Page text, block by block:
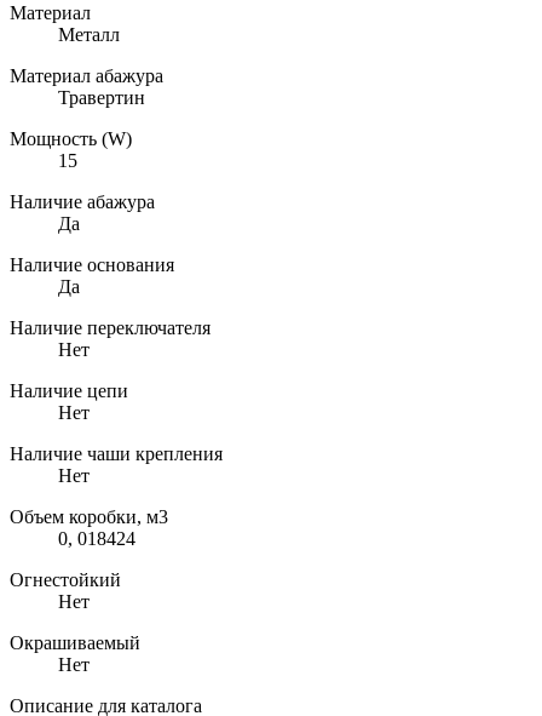
Материал
Металл
Материал абажура
Травертин
Мощность (W)
15
Наличие абажура
Да
Наличие основания
Да
Наличие переключателя
Нет
Наличие цепи
Нет
Наличие чаши крепления
Нет
Объем коробки, м3
0, 018424
Огнестойкий
Нет
Окрашиваемый
Нет
Описание для каталога